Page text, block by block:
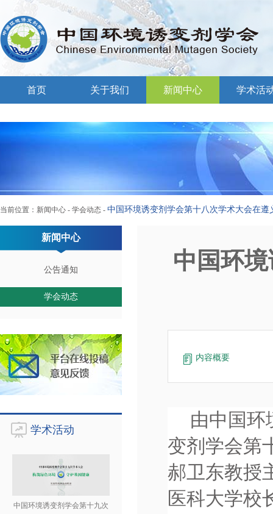
首页 关于我们 新闻中心 学术活
当前位置： 新闻中心 - 学会动态 - 中国环境诱变剂学会第十八次学术大会在遵
新闻中心
公告通知
学会动态
学术活动
中国环境诱变剂学会第十九次
中国环
内容概要
由中国环
变剂学会第
郝卫东教授
医科大学校